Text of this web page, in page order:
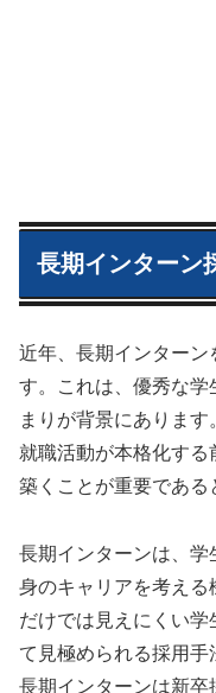
長期インターン
近年、長期インターン
す。これは、優秀な
まりが背景にあります
就職活動が本格化す
築くことが重要である
長期インターンは、学
身のキャリアを考え
だけでは見えにくい
て見極められる採用手
長期インターンは新